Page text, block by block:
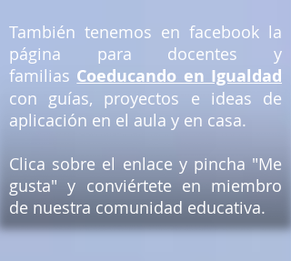
También tenemos en facebook la
página para docentes y
familias Coeducando en Igualdad
con guías, proyectos e ideas de
aplicación en el aula y en casa.
Clica sobre el enlace y pincha "Me
gusta" y conviértete en miembro
de nuestra comunidad educativa.